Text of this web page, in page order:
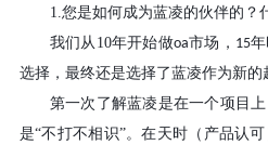
1.您是如何成为蓝凌的伙伴的？
我们从 10年开始做oa市场， 15
选择，最终还是选择了蓝凌作为新的
第一次了解蓝凌是在一个项目
是“不打不相识”。在天时（产品认